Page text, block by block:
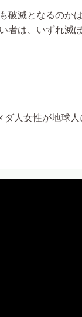
破滅となるのか
者は、いずれ滅ぼ
ダ人女性が地球人